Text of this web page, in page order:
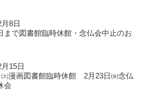
8日
まで図書館臨時休館・念仏会中止のお
15日
㈯漫画図書館臨時休館 2月23日㈮念仏
会